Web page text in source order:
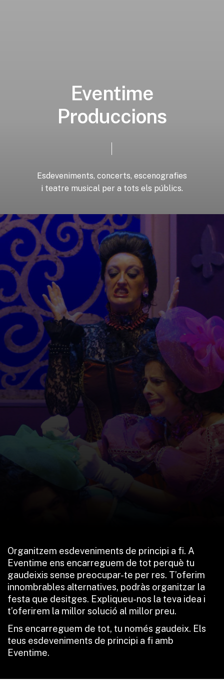
Eventime
Produccions
Esdeveniments, concerts, escenografies
i teatre musical per a tots els públics.
Organitzem esdeveniments de principi a fi. A
Eventime ens encarreguem de tot perquè tu
gaudeixis sense preocupar-te per res. T’oferim
innombrables alternatives, podràs organitzar la
festa que desitges. Expliqueu-nos la teva idea i
t’oferirem la millor solució al millor preu.
Ens encarreguem de tot, tu només gaudeix. Els
teus esdeveniments de principi a fi amb
Eventime.